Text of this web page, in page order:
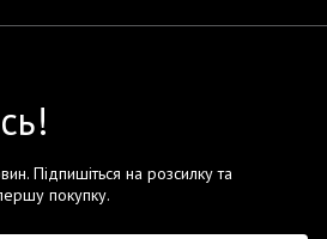
Підпишіться на розсилку та
покупку.